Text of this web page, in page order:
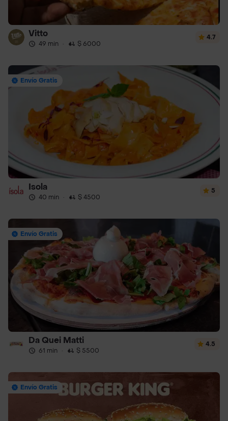
Vitto
49 min · $ 6000
4.7
Envío Gratis
Isola
40 min · $ 4500
5
Envío Gratis
Da Quei Matti
61 min · $ 5500
4.5
Envío Gratis